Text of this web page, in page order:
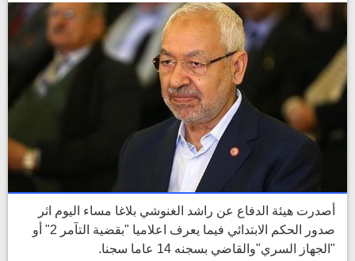
أصدرت هيئة الدفاع عن راشد الغنوشي بلاغا مساء اليوم اثر
صدور الحكم الابتدائي فيما يعرف اعلاميا "بقضية التآمر 2" أو
"الجهاز السري"والقاضي بسجنه 14 عاما سجنا.